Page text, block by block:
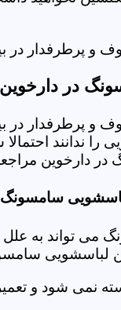
و پرطرفدار در
در دارخوین
و پرطرفدار در
را ندانند
دارخوین
لباسشویی سامسونگ
تواند به علل
نمی شود و